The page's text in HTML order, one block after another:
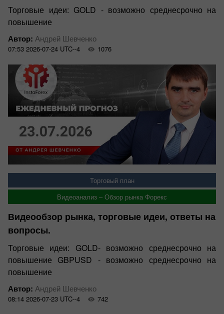
Торговые идеи: GOLD - возможно среднесрочно на
повышение
Автор: Андрей Шевченко
07:53 2026-07-24 UTC--4 1076
Торговый план
Видеоанализ – Обзор рынка Форекс
Видеообзор рынка, торговые идеи, ответы на
вопросы.
Торговые идеи: GOLD- возможно среднесрочно на
повышение GBPUSD - возможно среднесрочно на
повышение
Автор: Андрей Шевченко
08:14 2026-07-23 UTC--4 742